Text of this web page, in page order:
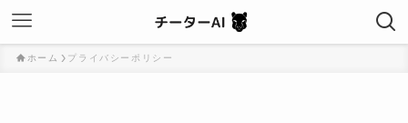
ホーム プライバシーポリシー